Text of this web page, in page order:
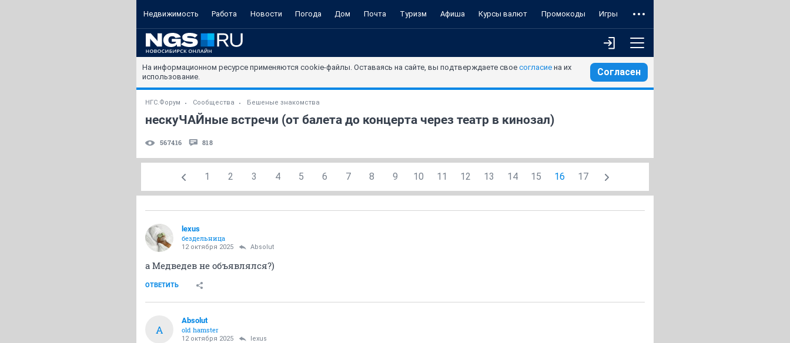
Недвижимость Работа Новости Погода Дом Почта Туризм Афиша Курсы валют Промокоды Игры
На информационном ресурсе применяются cookie-файлы. Оставаясь на сайте, вы подтверждаете свое согласие на их
использование.
Согласен
НГС.Форум Сообщества Бешеные знакомства
нескуЧАЙные встречи (от балета до концерта через театр в кинозал)
567416 818
1 2 3 4 5 6 7 8 9 10 11 12 13 14 15 16 17
lexus
бездельница
12 октября 2025 Absolut
а Медведев не объявлялся?)
ОТВЕТИТЬ
A
Absolut
old hamster
12 октября 2025 lexus